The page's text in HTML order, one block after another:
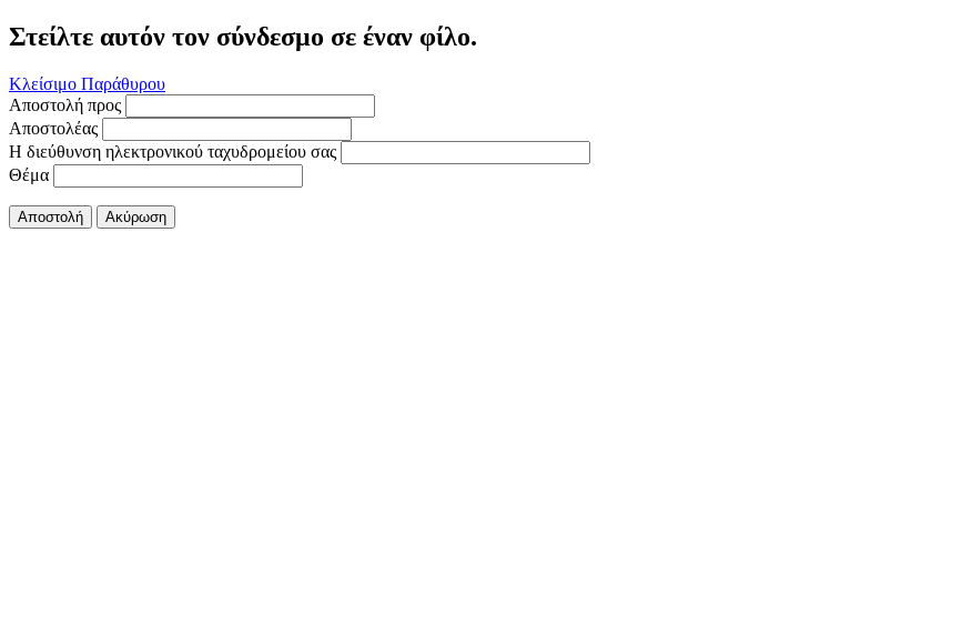
Στείλτε αυτόν τον σύνδεσμο σε έναν φίλο.
Κλείσιμο Παράθυρου
Αποστολή προς
Αποστολέας
Η διεύθυνση ηλεκτρονικού ταχυδρομείου σας
Θέμα
Αποστολή Ακύρωση